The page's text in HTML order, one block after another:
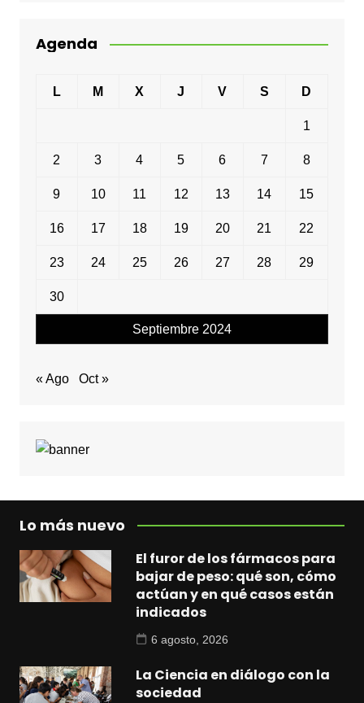
Agenda
Septiembre 2024
L M X J V S D
1
2 3 4 5 6 7 8
9 10 11 12 13 14 15
16 17 18 19 20 21 22
23 24 25 26 27 28 29
30
« Ago Oct »
Lo más nuevo
El furor de los fármacos para
bajar de peso: qué son, cómo
actúan y en qué casos están
indicados
6 agosto, 2026
La Ciencia en diálogo con la
sociedad